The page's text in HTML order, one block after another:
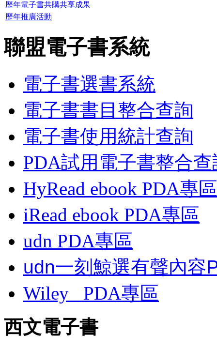
歷年電子書共購共享成果
歷年推廣活動
聯盟電子書系統
電子書選書系統
電子書書目整合查詢
電子書使用統計查詢
PDA試用電子書整合查
HyRead ebook PDA專區
iRead ebook PDA專區
udn PDA專區
udn一刻鯨選有聲內容
Wiley
PDA專區
西文電子書